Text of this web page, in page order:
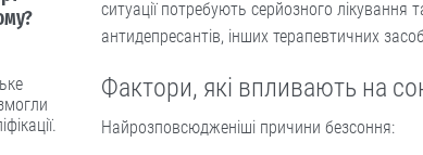
ситуації потребують серйозного лікування
антидепресантів, інших терапевтичних
Фактори, які впливають на
Найрозповсюдженіші причини безсоння: